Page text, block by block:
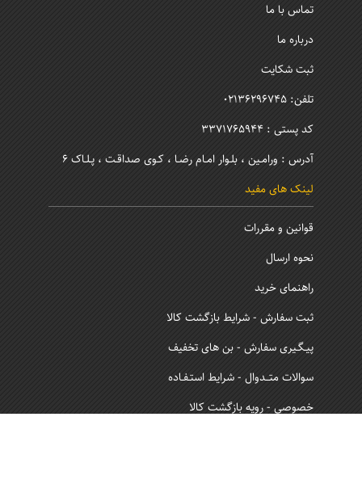
تماس با ما
درباره ما
ثبت شکایت
تلفن: 02136296745
کد پستی : 3371765944
آدرس : ورامـین ، بلـوار امـام رضـا ، کـوی صداقـت ، پـلـاک 6
لینک های مفید
قوانین و مقررات
نحوه ارسال
راهنمای خرید
ثبت سفارش - شرایط بازگشت کالا
پیـگـیری سفارش - بن های تخفیف
سوالات متــدوال - شرایط استـفـاده
خصوصی - رویه بازگشت کالا